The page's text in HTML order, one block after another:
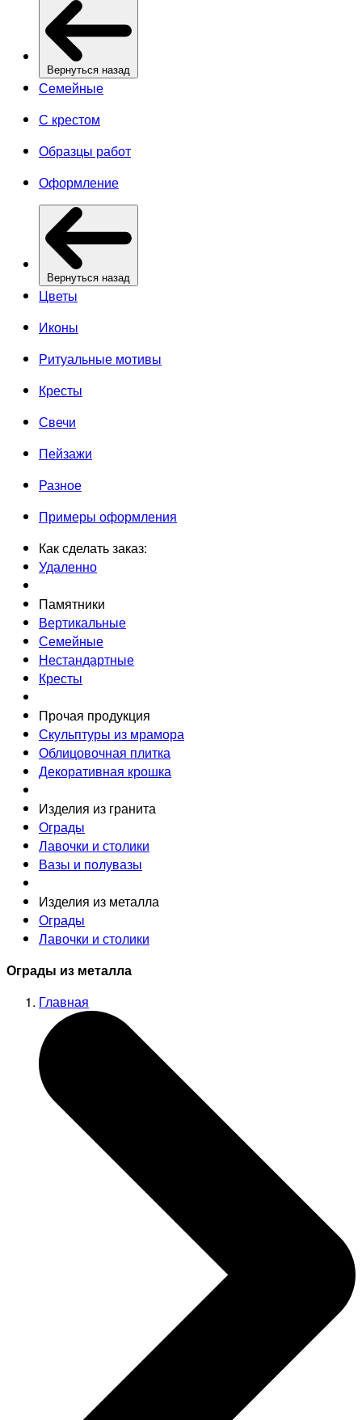
Вернуться назад
Семейные
С крестом
Образцы работ
Оформление
Вернуться назад
Цветы
Иконы
Ритуальные мотивы
Кресты
Свечи
Пейзажи
Разное
Примеры оформления
Как сделать заказ:
Удаленно
Памятники
Вертикальные
Семейные
Нестандартные
Кресты
Прочая продукция
Скульптуры из мрамора
Облицовочная плитка
Декоративная крошка
Изделия из гранита
Ограды
Лавочки и столики
Вазы и полувазы
Изделия из металла
Ограды
Лавочки и столики
Ограды из металла
Главная